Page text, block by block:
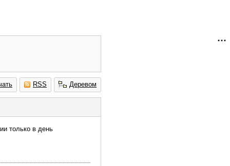
RSS Деревом
только в день